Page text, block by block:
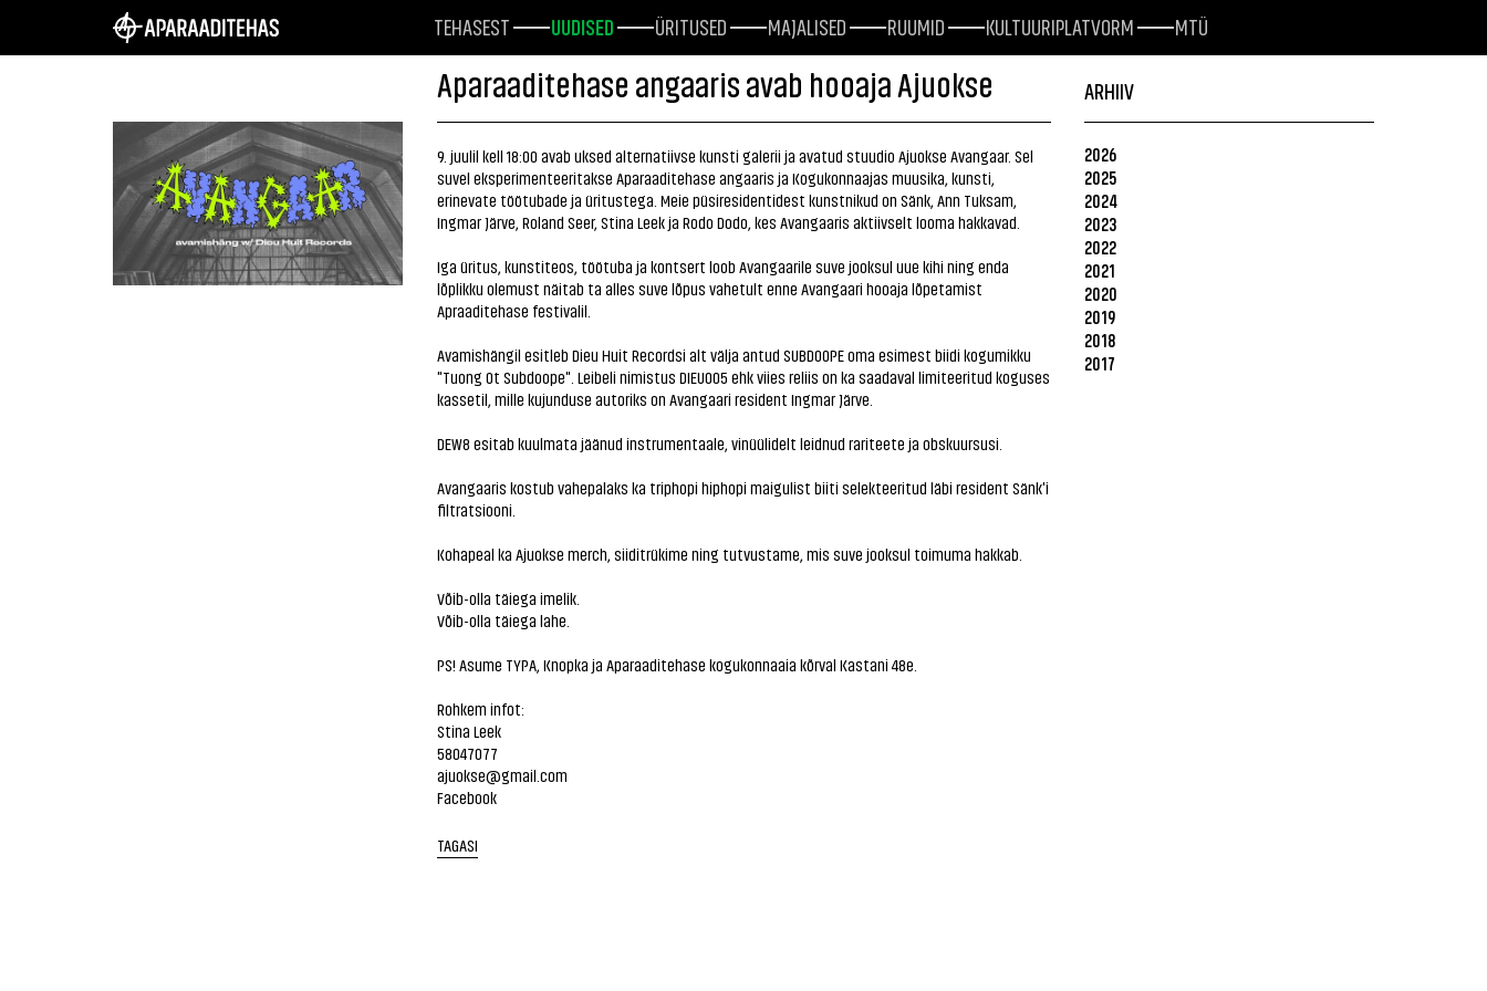
TEHASEST UUDISED ÜRITUSED MAJALISED RUUMID KULTUURIPLATVORM MTÜ
Aparaaditehase angaaris avab hooaja Ajuokse
9. juulil kell 18:00 avab uksed alternatiivse kunsti galerii ja avatud stuudio Ajuokse Avangaar. Sel
suvel eksperimenteeritakse Aparaaditehase angaaris ja Kogukonnaajas muusika, kunsti,
erinevate töötubade ja üritustega. Meie püsiresidentidest kunstnikud on Sänk, Ann Tuksam,
Ingmar Järve, Roland Seer, Stina Leek ja Rodo Dodo, kes Avangaaris aktiivselt looma hakkavad.
Iga üritus, kunstiteos, töötuba ja kontsert loob Avangaarile suve jooksul uue kihi ning enda
lõplikku olemust näitab ta alles suve lõpus vahetult enne Avangaari hooaja lõpetamist
Apraaditehase festivalil.
Avamishängil esitleb Dieu Huit Recordsi alt välja antud SUBDOOPE oma esimest biidi kogumikku
"Tuong Ot Subdoope". Leibeli nimistus DIEU005 ehk viies reliis on ka saadaval limiteeritud koguses
kassetil, mille kujunduse autoriks on Avangaari resident Ingmar Järve.
DEW8 esitab kuulmata jäänud instrumentaale, vinüülidelt leidnud rariteete ja obskuursusi.
Avangaaris kostub vahepalaks ka triphopi hiphopi maigulist biiti selekteeritud läbi resident Sänk'i
filtratsiooni.
Kohapeal ka Ajuokse merch, siiditrükime ning tutvustame, mis suve jooksul toimuma hakkab.
Võib-olla täiega imelik.
Võib-olla täiega lahe.
PS! Asume TYPA, Knopka ja Aparaaditehase kogukonnaaia kõrval Kastani 48e.
Rohkem infot:
Stina Leek
58047077
ajuokse@gmail.com
Facebook
TAGASI
ARHIIV
2026
2025
2024
2023
2022
2021
2020
2019
2018
2017